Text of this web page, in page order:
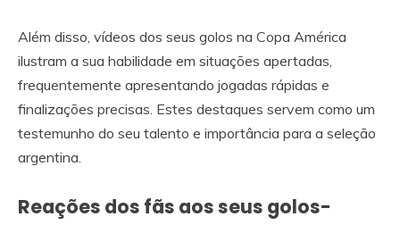
Além disso, vídeos dos seus golos na Copa América
ilustram a sua habilidade em situações apertadas,
frequentemente apresentando jogadas rápidas e
finalizações precisas. Estes destaques servem como um
testemunho do seu talento e importância para a seleção
argentina.
Reações dos fãs aos seus golos-